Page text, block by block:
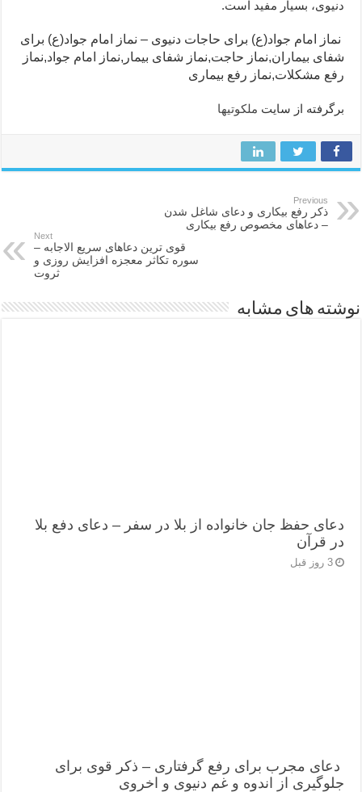
دنیوی، بسیار مفید است.
نماز امام جواد(ع) برای حاجات دنیوی – نماز امام جواد(ع) برای
شفای بیماران,نماز حاجت,نماز شفای بیمار,نماز امام جواد,نماز
رفع مشکلات,نماز رفع بیماری
برگرفته از سایت ملکوتیها
Previous
ذکر رفع بیکاری و دعای شاغل شدن
– دعاهای مخصوص رفع بیکاری
Next
قوی ترین دعاهای سریع الاجابه –
سوره تکاثر معجزه افزایش روزی و
ثروت
نوشته های مشابه
دعای حفظ جان خانواده از بلا در سفر – دعای دفع بلا
در قرآن
3 روز قبل
دعای مجرب برای رفع گرفتاری – ذکر قوی برای
جلوگیری از اندوه و غم دنیوی و اخروی